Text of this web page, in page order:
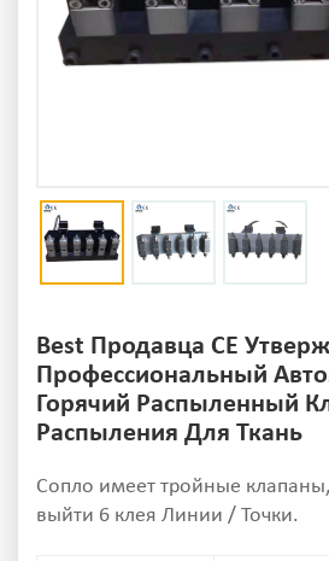
Best Продавца CE
Профессиональный
Горячий Распыленный
Распыления Для Ткань
Сопло имеет тройные
выйти 6 клея Линии / Точки.